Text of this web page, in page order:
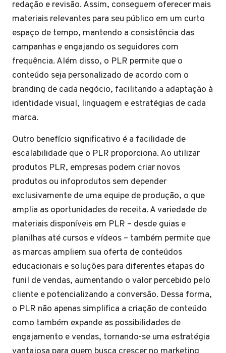
redação e revisão. Assim, conseguem oferecer mais
materiais relevantes para seu público em um curto
espaço de tempo, mantendo a consistência das
campanhas e engajando os seguidores com
frequência. Além disso, o PLR permite que o
conteúdo seja personalizado de acordo com o
branding de cada negócio, facilitando a adaptação à
identidade visual, linguagem e estratégias de cada
marca.
Outro benefício significativo é a facilidade de
escalabilidade que o PLR proporciona. Ao utilizar
produtos PLR, empresas podem criar novos
produtos ou infoprodutos sem depender
exclusivamente de uma equipe de produção, o que
amplia as oportunidades de receita. A variedade de
materiais disponíveis em PLR – desde guias e
planilhas até cursos e vídeos – também permite que
as marcas ampliem sua oferta de conteúdos
educacionais e soluções para diferentes etapas do
funil de vendas, aumentando o valor percebido pelo
cliente e potencializando a conversão. Dessa forma,
o PLR não apenas simplifica a criação de conteúdo
como também expande as possibilidades de
engajamento e vendas, tornando-se uma estratégia